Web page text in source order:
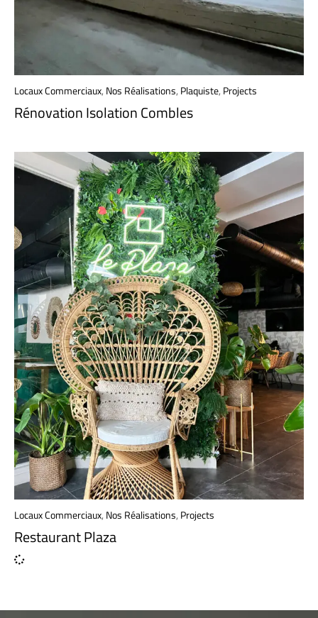
Locaux Commerciaux, Nos Réalisations, Plaquiste, Projects
Rénovation Isolation Combles
Locaux Commerciaux, Nos Réalisations, Projects
Restaurant Plaza